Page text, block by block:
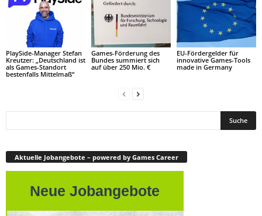
PlaySide-Manager Stefan
Kreutzer: „Deutschland ist
als Games-Standort
bestenfalls Mittelmaß“
Games-Förderung des
Bundes summiert sich
auf über 250 Mio. €
EU-Fördergelder für
innovative Games-Tools
made in Germany
Aktuelle Jobangebote – powered by Games Career